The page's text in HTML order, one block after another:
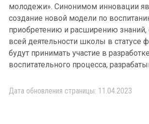
молодежи». Синонимом инновации
создание новой модели по
приобретению и расширению
всей деятельности школы в
будут принимать участие в
воспитательного процесса,
Дата обновления страницы: 11.04.2023